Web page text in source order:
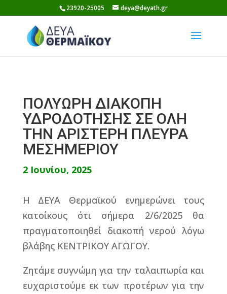
to
content
23920-25005 deya@deyath.gr
ΠΟΛΥΩΡΗ ΔΙΑΚΟΠΗ
ΥΔΡΟΔΟΤΗΣΗΣ ΣΕ ΟΛΗ
ΤΗΝ ΑΡΙΣΤΕΡΗ ΠΛΕΥΡΑ
ΜΕΣΗΜΕΡΙΟΥ
2 Ιουνίου, 2025
Η ΔΕΥΑ Θερμαϊκού ενημερώνει τους
κατοίκους ότι σήμερα 2/6/2025 θα
πραγματοποιηθεί διακοπή νερού λόγω
βλάβης ΚΕΝΤΡΙΚΟΥ ΑΓΩΓΟΥ.
Ζητάμε συγνώμη για την ταλαιπωρία και
ευχαριστούμε εκ των προτέρων για την